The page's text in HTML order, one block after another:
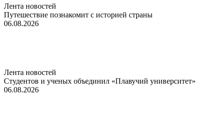
Лента новостей
Путешествие познакомит с историей страны
06.08.2026
Лента новостей
Студентов и ученых объединил «Плавучий университет»
06.08.2026